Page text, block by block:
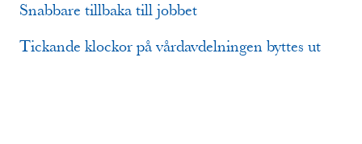
Snabbare tillbaka till jobbet
Tickande klockor på vårdavdelningen byttes ut